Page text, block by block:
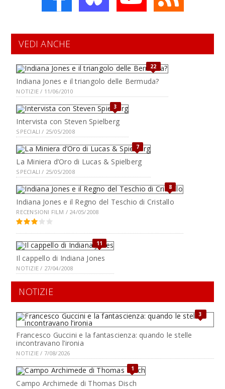
VEDI ANCHE
22
Indiana Jones e il triangolo delle Bermuda?
NOTIZIE / 11/06/2010
3
Intervista con Steven Spielberg
SPECIALI / 25/05/2008
7
La Miniera d’Oro di Lucas & Spielberg
SPECIALI / 25/05/2008
8
Indiana Jones e il Regno del Teschio di Cristallo
RECENSIONI FILM / 24/05/2008
11
Il cappello di Indiana Jones
NOTIZIE / 27/04/2008
NOTIZIE
3
Francesco Guccini e la fantascienza: quando le stelle
incontravano l’ironia
NOTIZIE / 7/08/2026
1
Campo Archimede di Thomas Disch